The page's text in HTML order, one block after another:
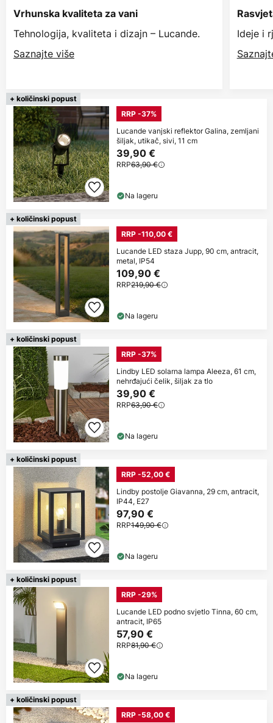
Vrhunska kvaliteta za vani
Tehnologija, kvaliteta i dizajn – Lucande.
Saznajte više
Ideje i
+ količinski popust
RRP -37%
Lucande vanjski reflektor Galina, zemljani
šiljak, utikač, sivi, 11 cm
39,90 €
RRP63,90 €
Na lageru
+ količinski popust
RRP -110,00 €
Lucande LED staza Jupp, 90 cm, antracit,
metal, IP54
109,90 €
RRP219,90 €
Na lageru
+ količinski popust
RRP -37%
Lindby LED solarna lampa Aleeza, 61 cm,
nehrđajući čelik, šiljak za tlo
39,90 €
RRP63,90 €
Na lageru
+ količinski popust
RRP -52,00 €
Lindby postolje Giavanna, 29 cm, antracit,
IP44, E27
97,90 €
RRP149,90 €
Na lageru
+ količinski popust
RRP -29%
Lucande LED podno svjetlo Tinna, 60 cm,
antracit, IP65
57,90 €
RRP81,90 €
Na lageru
+ količinski popust
RRP -58,00 €